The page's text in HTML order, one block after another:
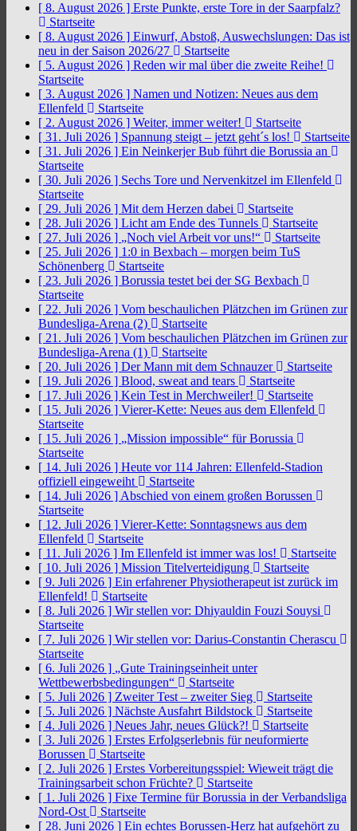
[ 8. August 2026 ] Erste Punkte, erste Tore in der Saarpfalz?
Startseite
[ 8. August 2026 ] Einwurf, Abstoß, Auswechslungen: Das ist
neu in der Saison 2026/27
Startseite
[ 5. August 2026 ] Reden wir mal über die zweite Reihe!
Startseite
[ 3. August 2026 ] Namen und Notizen: Neues aus dem
Ellenfeld
Startseite
[ 2. August 2026 ] Weiter, immer weiter!
Startseite
[ 31. Juli 2026 ] Spannung steigt – jetzt geht´s los!
Startseite
[ 31. Juli 2026 ] Ein Neinkerjer Bub führt die Borussia an
Startseite
[ 30. Juli 2026 ] Sechs Tore und Nervenkitzel im Ellenfeld
Startseite
[ 29. Juli 2026 ] Mit dem Herzen dabei
Startseite
[ 28. Juli 2026 ] Licht am Ende des Tunnels
Startseite
[ 27. Juli 2026 ] „Noch viel Arbeit vor uns!“
Startseite
[ 25. Juli 2026 ] 1:0 in Bexbach – morgen beim TuS
Schönenberg
Startseite
[ 23. Juli 2026 ] Borussia testet bei der SG Bexbach
Startseite
[ 22. Juli 2026 ] Vom beschaulichen Plätzchen im Grünen zur
Bundesliga-Arena (2)
Startseite
[ 21. Juli 2026 ] Vom beschaulichen Plätzchen im Grünen zur
Bundesliga-Arena (1)
Startseite
[ 20. Juli 2026 ] Der Mann mit dem Schnauzer
Startseite
[ 19. Juli 2026 ] Blood, sweat and tears
Startseite
[ 17. Juli 2026 ] Kein Test in Merchweiler!
Startseite
[ 15. Juli 2026 ] Vierer-Kette: Neues aus dem Ellenfeld
Startseite
[ 15. Juli 2026 ] „Mission impossible“ für Borussia
Startseite
[ 14. Juli 2026 ] Heute vor 114 Jahren: Ellenfeld-Stadion
offiziell eingeweiht
Startseite
[ 14. Juli 2026 ] Abschied von einem großen Borussen
Startseite
[ 12. Juli 2026 ] Vierer-Kette: Sonntagsnews aus dem
Ellenfeld
Startseite
[ 11. Juli 2026 ] Im Ellenfeld ist immer was los!
Startseite
[ 10. Juli 2026 ] Mission Titelverteidigung
Startseite
[ 9. Juli 2026 ] Ein erfahrener Physiotherapeut ist zurück im
Ellenfeld!
Startseite
[ 8. Juli 2026 ] Wir stellen vor: Dhiyauldin Fouzi Souysi
Startseite
[ 7. Juli 2026 ] Wir stellen vor: Darius-Constantin Cherascu
Startseite
[ 6. Juli 2026 ] „Gute Trainingseinheit unter
Wettbewerbsbedingungen“
Startseite
[ 5. Juli 2026 ] Zweiter Test – zweiter Sieg
Startseite
[ 5. Juli 2026 ] Nächste Ausfahrt Bildstock
Startseite
[ 4. Juli 2026 ] Neues Jahr, neues Glück?!
Startseite
[ 3. Juli 2026 ] Erstes Erfolgserlebnis für neuformierte
Borussen
Startseite
[ 2. Juli 2026 ] Erstes Vorbereitungsspiel: Wieweit trägt die
Trainingsarbeit schon Früchte?
Startseite
[ 1. Juli 2026 ] Fixe Termine für Borussia in der Verbandsliga
Nord-Ost
Startseite
[ 28. Juni 2026 ] Ein echtes Borussen-Herz hat aufgehört zu